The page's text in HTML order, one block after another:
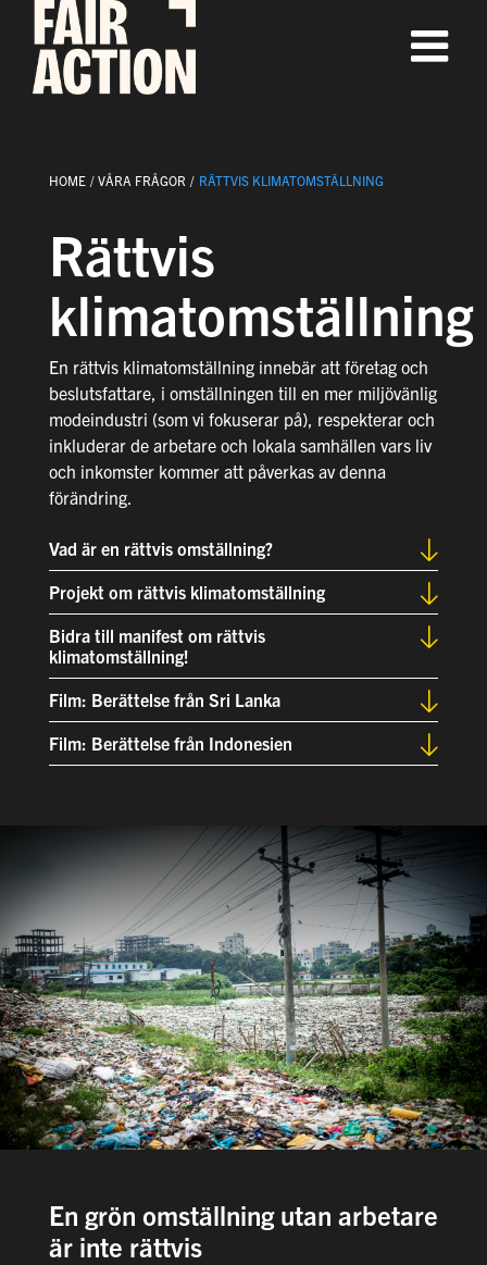
Fortsätt
innehållet
HOME VÅRA FRÅGOR RÄTTVIS KLIMATOMSTÄLLNING
Rättvis
klimatomställning
En rättvis klimatomställning innebär att företag och
beslutsfattare, i omställningen till en mer miljövänlig
modeindustri (som vi fokuserar på), respekterar och
inkluderar de arbetare och lokala samhällen vars liv
och inkomster kommer att påverkas av denna
förändring.
Vad är en rättvis omställning?
Projekt om rättvis klimatomställning
Bidra till manifest om rättvis
klimatomställning!
Film: Berättelse från Sri Lanka
Film: Berättelse från Indonesien
En grön omställning utan arbetare
är inte rättvis